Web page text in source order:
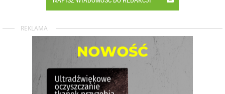
REKLAMA